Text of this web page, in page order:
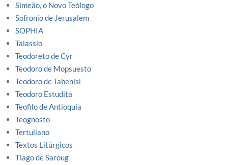
Simeão, o Novo Teólogo
Sofronio de Jerusalem
SOPHIA
Talassio
Teodoreto de Cyr
Teodoro de Mopsuesto
Teodoro de Tabenisi
Teodoro Estudita
Teofilo de Antioquia
Teognosto
Tertuliano
Textos Litúrgicos
Tiago de Saroug